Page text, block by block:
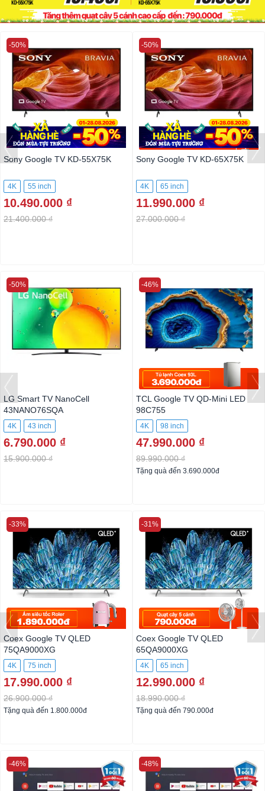
Sony Google TV KD-55X75K
4K 55 inch
10.490.000 ₫
21.400.000 ₫
-50%
Sony Google TV KD-65X75K
4K 65 inch
11.990.000 ₫
27.000.000 ₫
-50%
LG Smart TV NanoCell
43NANO76SQA
4K 43 inch
6.790.000 ₫
15.900.000 ₫
-50%
TCL Google TV QD-Mini LED
98C755
4K 98 inch
47.990.000 ₫
89.990.000 ₫
-46%
Tặng quà đến 3.690.000đ
Coex Google TV QLED
75QA9000XG
4K 75 inch
17.990.000 ₫
26.900.000 ₫
-33%
Tặng quà đến 1.800.000đ
Coex Google TV QLED
65QA9000XG
4K 65 inch
12.990.000 ₫
18.990.000 ₫
-31%
Tặng quà đến 790.000đ
-46% -48%